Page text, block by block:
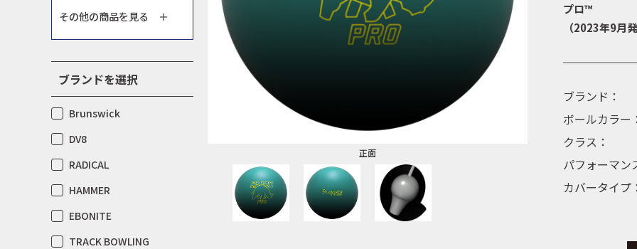
その他の商品を見る ＋
ブランドを選択
Brunswick
DV8
RADICAL
HAMMER
EBONITE
TRACK BOWLING
正面
プロ™
（2023年9月
ブランド：
ボールカラー
クラス：
パフォーマン
カバータイプ